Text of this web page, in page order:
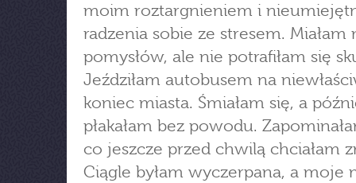
moim roztargnieniem i
radzenia sobie ze stresem.
pomysłów, ale nie potrafiłam się
Jeździłam autobusem na
koniec miasta. Śmiałam się, a
płakałam bez powodu.
co jeszcze przed chwilą chciałam
Ciągle byłam wyczerpana, a moje